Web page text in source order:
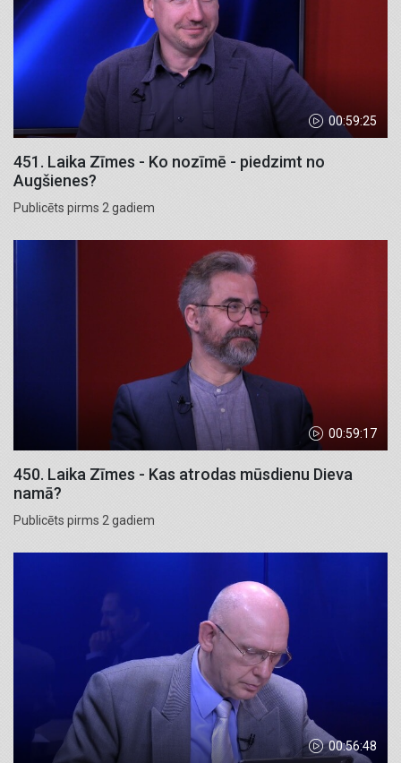
00:59:25
451. Laika Zīmes - Ko nozīmē - piedzimt no
Augšienes?
Publicēts pirms 2 gadiem
00:59:17
450. Laika Zīmes - Kas atrodas mūsdienu Dieva
namā?
Publicēts pirms 2 gadiem
00:56:48